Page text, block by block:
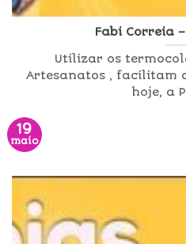
Fabi Correia
Utilizar os
Artesanatos , facilitam
hoje, a
19
maio